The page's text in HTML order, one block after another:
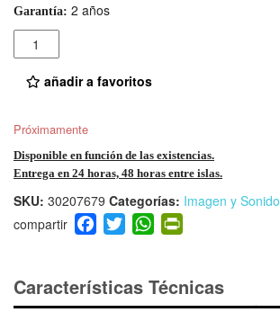
Garantía: 2 años
Cantidad
añadir a favoritos
Próximamente
Disponible en función de las existencias.
Entrega en 24 horas, 48 horas entre islas.
SKU: 30207679 Categorías: Imagen y Sonido
F
a
e
b
T
wi
er
W
h
s
A
ri
e
Características Técnicas